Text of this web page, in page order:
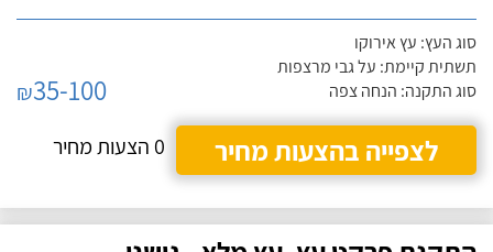
סוג העץ: עץ אירוקו
תשתית קיימת: על גבי מרצפות
סוג התקנה: הנחה צפה
₪35-100
לצפייה בהצעות מחיר
0 הצעות מחיר